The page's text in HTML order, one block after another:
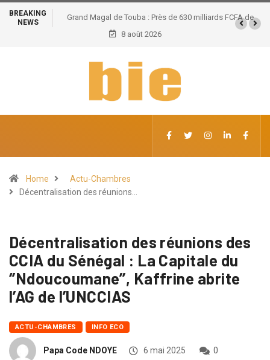
BREAKING
NEWS
Grand Magal de Touba : Près de 630 milliards FCFA de
retombées économiques et un potentiel de 100.000
8 août 2026
Home
Actu-Chambres
Décentralisation des réunions…
Décentralisation des réunions des
CCIA du Sénégal : La Capitale du
‘’Ndoucoumane’’, Kaffrine abrite
l’AG de l’UNCCIAS
ACTU-CHAMBRES INFO ECO
Papa Code NDOYE 6 mai 2025 0